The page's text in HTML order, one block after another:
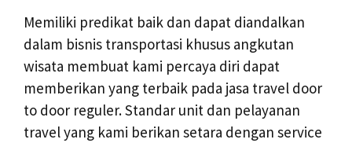
Memiliki predikat baik dan dapat diandalkan
dalam bisnis transportasi khusus angkutan
wisata membuat kami percaya diri dapat
memberikan yang terbaik pada jasa travel door
to door reguler. Standar unit dan pelayanan
travel yang kami berikan setara dengan service